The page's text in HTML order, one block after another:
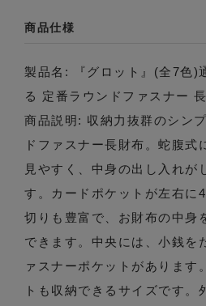
商品仕様
製品名: 『グロット』(全7色)
る 定番ラウンドファスナー
商品説明: 収納力抜群のシン
ドファスナー長財布。蛇腹式
見やすく、中身の出し入れが
す。カードポケットが左右に
切りも豊富で、お財布の中身
できます。中央には、小銭を
ァスナーポケットがあります
トも収納できるサイズです。